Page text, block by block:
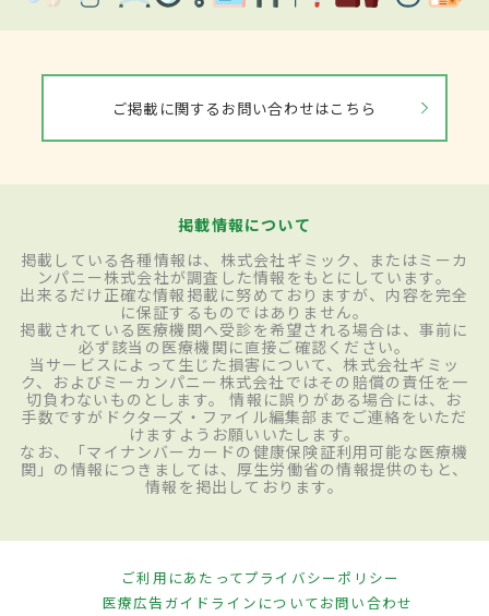
ご掲載に関するお問い合わせはこちら
掲載情報について
掲載している各種情報は、株式会社ギミック、またはミーカ
ンパニー株式会社が調査した情報をもとにしています。
出来るだけ正確な情報掲載に努めておりますが、内容を完全
に保証するものではありません。
掲載されている医療機関へ受診を希望される場合は、事前に
必ず該当の医療機関に直接ご確認ください。
当サービスによって生じた損害について、株式会社ギミッ
ク、およびミーカンパニー株式会社ではその賠償の責任を一
切負わないものとします。 情報に誤りがある場合には、お
手数ですがドクターズ・ファイル編集部までご連絡をいただ
けますようお願いいたします。
なお、「マイナンバーカードの健康保険証利用可能な医療機
関」の情報につきましては、厚生労働省の情報提供のもと、
情報を掲出しております。
ご利用にあたってプライバシーポリシー
医療広告ガイドラインについてお問い合わせ